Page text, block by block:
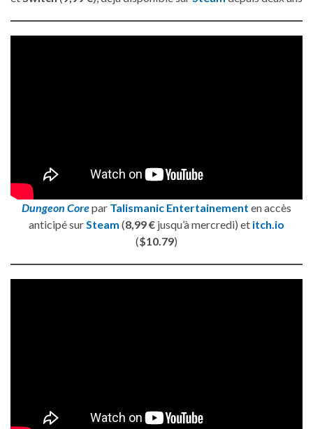
Dungeon Corepar Talismanic Entertainement en accès
anticipé sur Steam (8,99 € jusqu’à mercredi) et itch.io
($10.79)